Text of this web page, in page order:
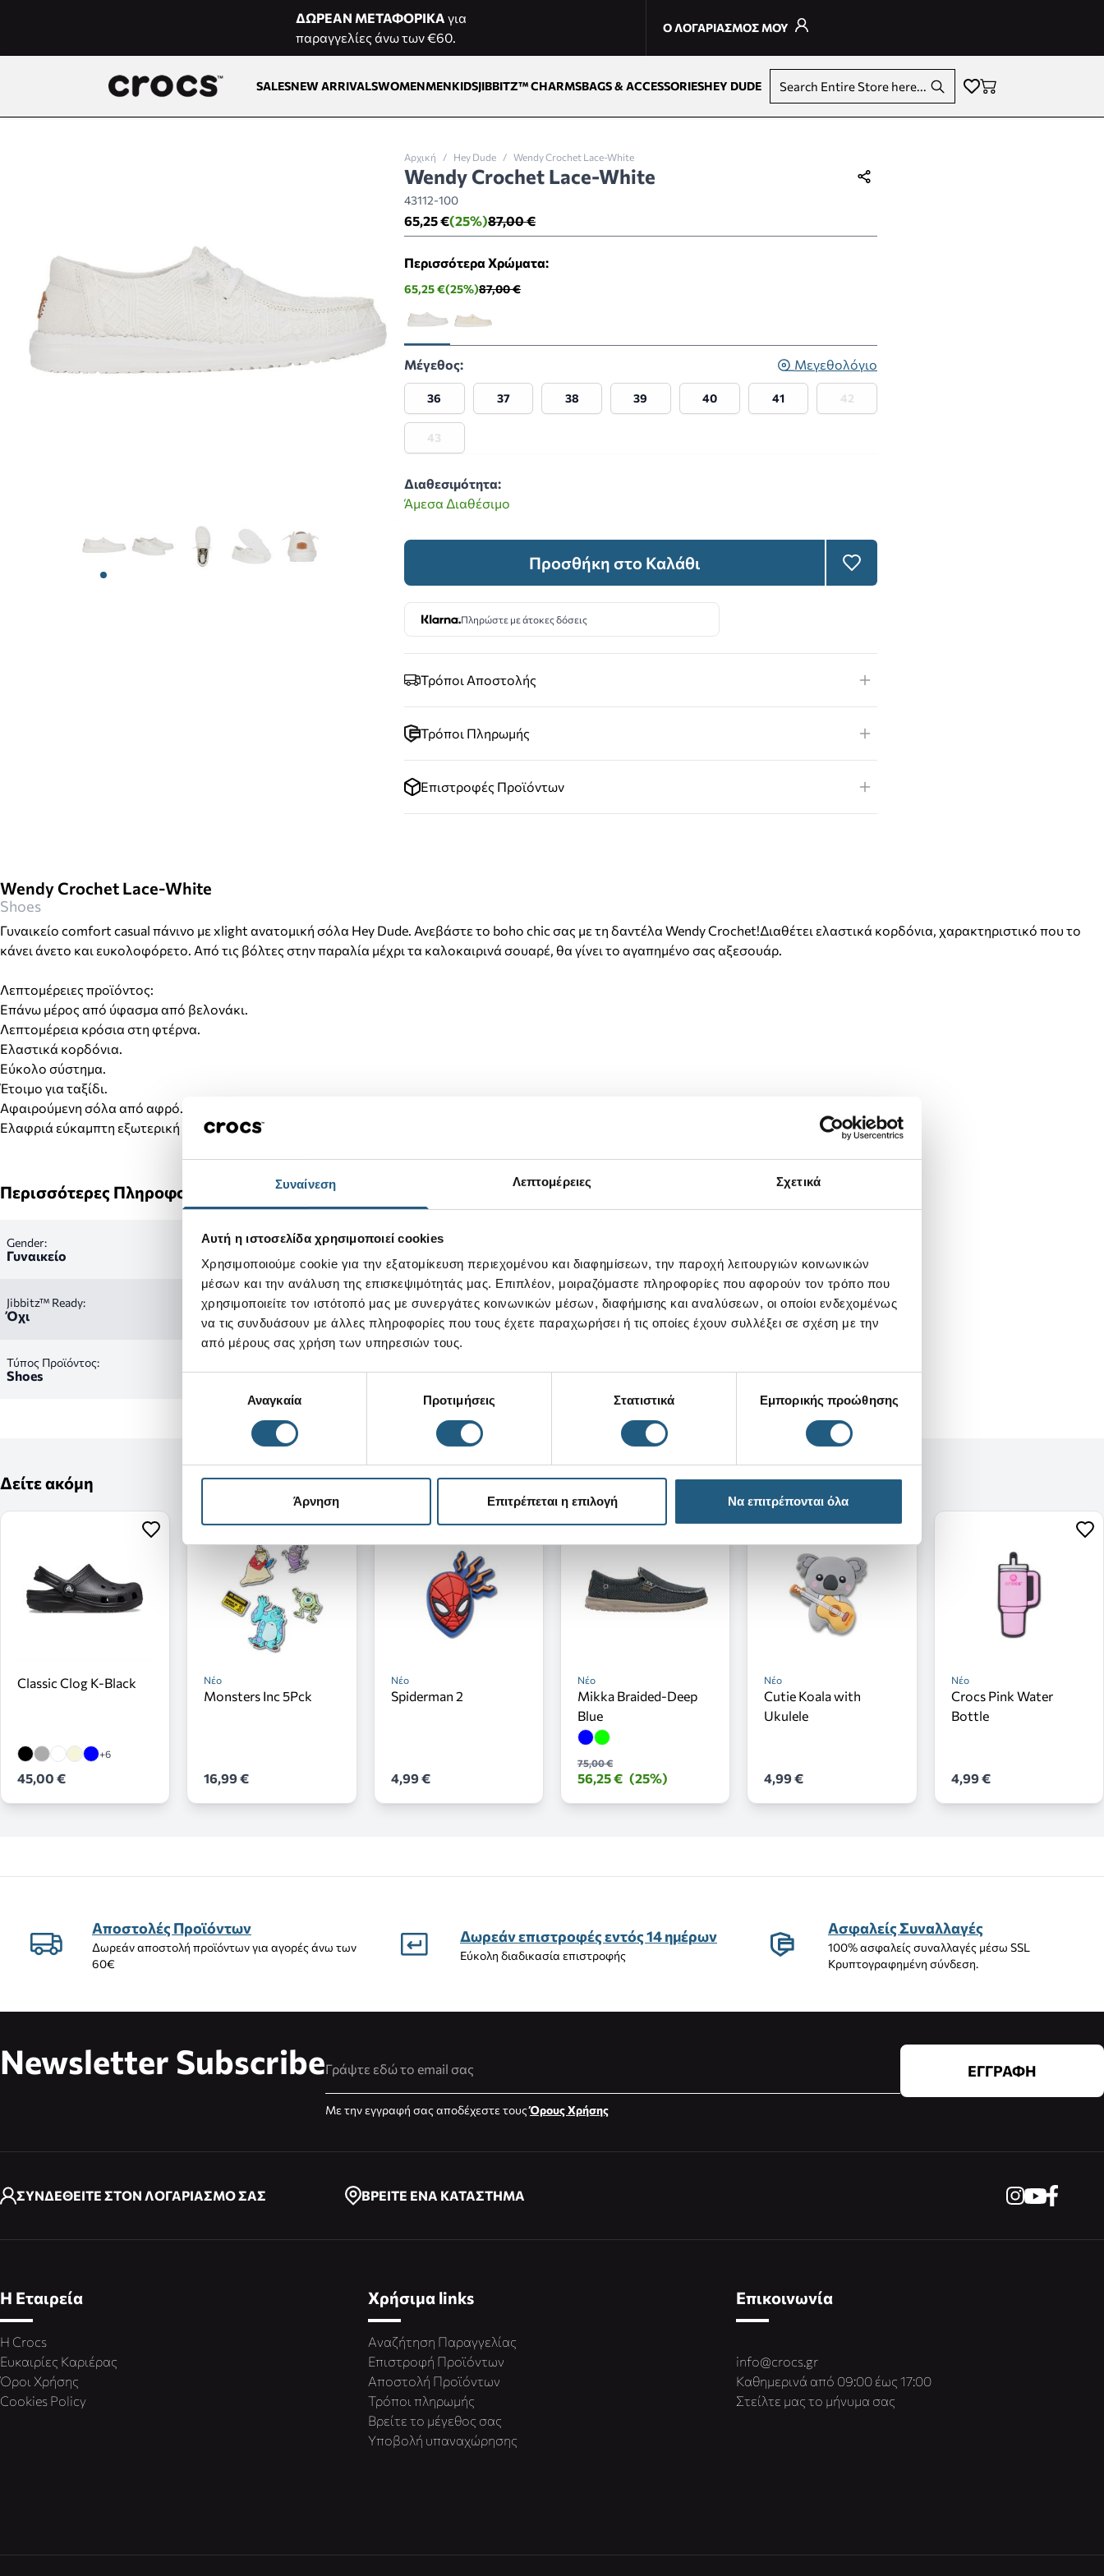
Συναίνεση Λεπτομέρειες Σχετικά
Αυτή η ιστοσελίδα χρησιμοποιεί cookies
Χρησιμοποιούμε cookie για την εξατομίκευση περιεχομένου και διαφημίσεων, την παροχή λειτουργιών κοινωνικών
μέσων και την ανάλυση της επισκεψιμότητάς μας. Επιπλέον, μοιραζόμαστε πληροφορίες που αφορούν τον τρόπο που
χρησιμοποιείτε τον ιστότοπό μας με συνεργάτες κοινωνικών μέσων, διαφήμισης και αναλύσεων, οι οποίοι ενδεχομένως
να τις συνδυάσουν με άλλες πληροφορίες που τους έχετε παραχωρήσει ή τις οποίες έχουν συλλέξει σε σχέση με την
από μέρους σας χρήση των υπηρεσιών τους.
συγκατάθεσηςΑναγκαία Προτιμήσεις Στατιστικά Εμπορικής προώθησης
Άρνηση Επιτρέπεται η επιλογή Να επιτρέπονται όλα
ΔΩΡΕΑΝ ΜΕΤΑΦΟΡΙΚΑ για
παραγγελίες άνω των €60.
Ο ΛΟΓΑΡΙΑΣΜΟΣ ΜΟΥ
SALESNEW ARRIVALSWOMENMENKIDSJIBBITZ™ CHARMSBAGS & ACCESSORIESHEY DUDE Search Entire Store here...
View larger imageView larger image
View larger image
View larger imageView larger image
Αρχική / Hey Dude / Wendy Crochet Lace-White
Wendy Crochet Lace-White
43112-100
87,00 €
(25%)
65,25 €
Περισσότερα Χρώματα:
65,25 €(25%)87,00 €
Μέγεθος: Μεγεθολόγιο
36 37 38 39 40 41 42
43
Διαθεσιμότητα:
Άμεσα Διαθέσιμο
Προσθήκη στο Καλάθι
Πληρώστε με άτοκες δόσεις
Τρόποι Αποστολής
Τρόποι Πληρωμής
Επιστροφές Προϊόντων
Wendy Crochet Lace-White
Shoes
Γυναικείο comfort casual πάνινο με xlight ανατομική σόλα Hey Dude. Ανεβάστε το boho chic σας με τη δαντέλα Wendy Crochet!Διαθέτει ελαστικά κορδόνια, χαρακτηριστικό που το
κάνει άνετο και ευκολοφόρετο. Από τις βόλτες στην παραλία μέχρι τα καλοκαιρινά σουαρέ, θα γίνει το αγαπημένο σας αξεσουάρ.
Λεπτομέρειες προϊόντος:
Επάνω μέρος από ύφασμα από βελονάκι.
Λεπτομέρεια κρόσια στη φτέρνα.
Ελαστικά κορδόνια.
Εύκολο σύστημα.
Έτοιμο για ταξίδι.
Αφαιρούμενη σόλα από αφρό.
Ελαφριά εύκαμπτη εξωτερική σόλα.
Περισσότερες Πληροφορίες
Gender:
Γυναικείο
Jibbitz™ Ready:
Όχι
Τύπος Προϊόντος:
Shoes
Δείτε ακόμη
Classic Clog K-Black
+6
45,00 €
Νέο
Monsters Inc 5Pck
16,99 €
Νέο
Spiderman 2
4,99 €
Νέο
Mikka Braided-Deep
Blue
75,00 €
56,25 € (25%)
Νέο
Cutie Koala with
Ukulele
4,99 €
Νέο
Crocs Pink Water
Bottle
4,99 €
Αποστολές Προϊόντων
Δωρεάν αποστολή προϊόντων για αγορές άνω των
60€
Δωρεάν επιστροφές εντός 14 ημέρων
Εύκολη διαδικασία επιστροφής
Ασφαλείς Συναλλαγές
100% ασφαλείς συναλλαγές μέσω SSL
Κρυπτογραφημένη σύνδεση.
Newsletter Subscribe
Με την εγγραφή σας αποδέχεστε τουςΌρους Χρήσης
ΕΓΓΡΑΦΗ
ΣΥΝΔΕΘΕΙΤΕ ΣΤΟΝ ΛΟΓΑΡΙΑΣΜΟ ΣΑΣ ΒΡΕΙΤΕ ΕΝΑ ΚΑΤΑΣΤΗΜΑ
Η Εταιρεία
Η Crocs
Ευκαιρίες Καριέρας
Όροι Χρήσης
Cookies Policy
Χρήσιμα links
Αναζήτηση Παραγγελίας
Επιστροφή Προϊόντων
Αποστολή Προϊόντων
Τρόποι πληρωμής
Βρείτε το μέγεθος σας
Υποβολή υπαναχώρησης
Επικοινωνία
info@crocs.gr
Καθημερινά από 09:00 έως 17:00
Στείλτε μας το μήνυμα σας